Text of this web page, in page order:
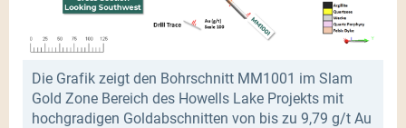
Die Grafik zeigt den Bohrschnitt MM1001 im Slam
Gold Zone Bereich des Howells Lake Projekts mit
hochgradigen Goldabschnitten von bis zu 9,79 g/t Au